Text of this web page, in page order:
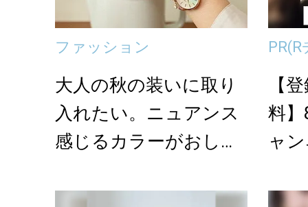
ファッション
大人の秋の装いに取り
入れたい。ニュアンス
感じるカラーがおしゃ
PR(R
【
料
ャ